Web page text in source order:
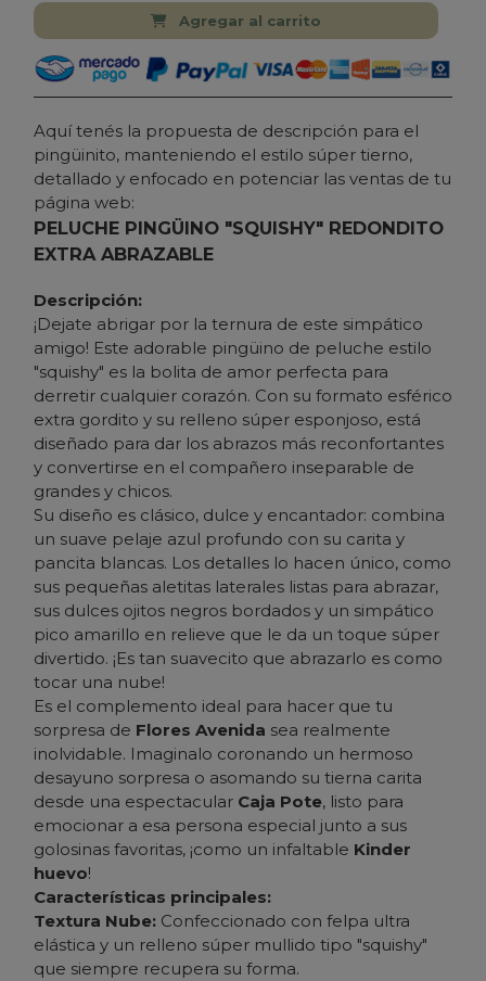
Agregar al carrito
Aquí tenés la propuesta de descripción para el
pingüinito, manteniendo el estilo súper tierno,
detallado y enfocado en potenciar las ventas de tu
página web:
PELUCHE PINGÜINO "SQUISHY" REDONDITO
EXTRA ABRAZABLE
Descripción:
¡Dejate abrigar por la ternura de este simpático
amigo! Este adorable pingüino de peluche estilo
"squishy" es la bolita de amor perfecta para
derretir cualquier corazón. Con su formato esférico
extra gordito y su relleno súper esponjoso, está
diseñado para dar los abrazos más reconfortantes
y convertirse en el compañero inseparable de
grandes y chicos.
Su diseño es clásico, dulce y encantador: combina
un suave pelaje azul profundo con su carita y
pancita blancas. Los detalles lo hacen único, como
sus pequeñas aletitas laterales listas para abrazar,
sus dulces ojitos negros bordados y un simpático
pico amarillo en relieve que le da un toque súper
divertido. ¡Es tan suavecito que abrazarlo es como
tocar una nube!
Es el complemento ideal para hacer que tu
sorpresa de Flores Avenida sea realmente
inolvidable. Imaginalo coronando un hermoso
desayuno sorpresa o asomando su tierna carita
desde una espectacular Caja Pote, listo para
emocionar a esa persona especial junto a sus
golosinas favoritas, ¡como un infaltable Kinder
huevo!
Características principales:
Textura Nube: Confeccionado con felpa ultra
elástica y un relleno súper mullido tipo "squishy"
que siempre recupera su forma.